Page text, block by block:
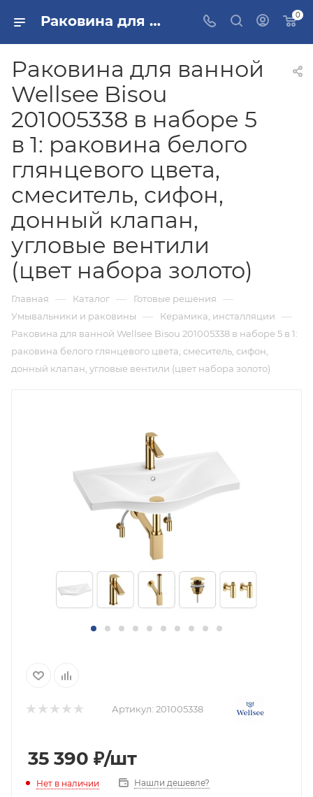
Раковина для ванной Wellsee Bisou 201005338 в наборе 5 в 1: раковина белого глянцевого цвета, смеситель, сифон, донный клапан, угловые вентили (цвет набора золото) купить в Москве 0
Раковина для ванной
Wellsee Bisou
201005338 в наборе 5
в 1: раковина белого
глянцевого цвета,
смеситель, сифон,
донный клапан,
угловые вентили
(цвет набора золото)
Главная — Каталог — Готовые решения —
Умывальники и раковины — Керамика, инсталляции —
Раковина для ванной Wellsee Bisou 201005338 в наборе 5 в 1:
раковина белого глянцевого цвета, смеситель, сифон,
донный клапан, угловые вентили (цвет набора золото)
Артикул: 201005338
35 390 ₽/шт
Нет в наличии Нашли дешевле?